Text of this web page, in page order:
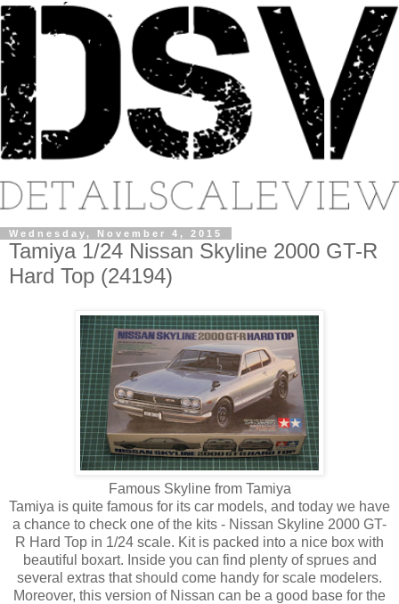
Wednesday, November 4, 2015
Tamiya 1/24 Nissan Skyline 2000 GT-R
Hard Top (24194)
Famous Skyline from Tamiya
Tamiya is quite famous for its car models, and today we have
a chance to check one of the kits - Nissan Skyline 2000 GT-
R Hard Top in 1/24 scale. Kit is packed into a nice box with
beautiful boxart. Inside you can find plenty of sprues and
several extras that should come handy for scale modelers.
Moreover, this version of Nissan can be a good base for the